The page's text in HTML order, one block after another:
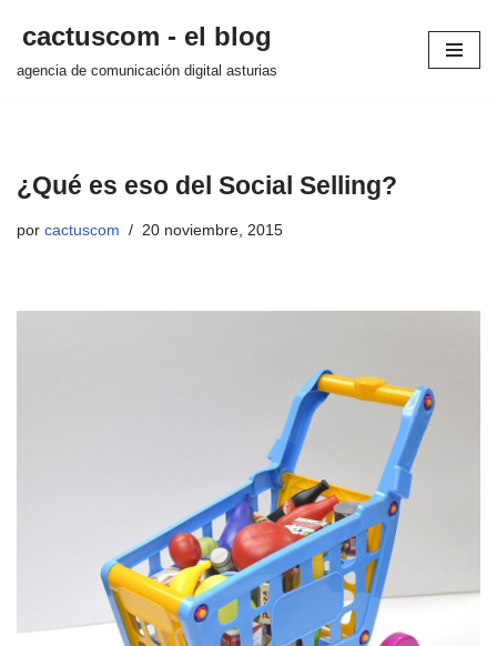
cactuscom - el blog
agencia de comunicación digital asturias
¿Qué es eso del Social Selling?
por cactuscom 20 noviembre, 2015